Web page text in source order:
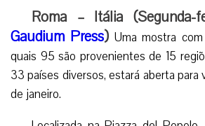
Roma – Itália (Segunda-
Gaudium Press) Uma mostra
quais 95 são provenientes de 15
33 países diversos, estará aberta para
de janeiro.